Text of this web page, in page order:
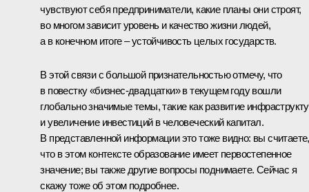
чувствуют себя предприниматели, какие планы они строят,
во многом зависит уровень и качество жизни людей,
а в конечном итоге – устойчивость целых государств.
В этой связи с большой признательностью отмечу, что
в повестку «бизнес-двадцатки» в текущем году вошли
глобально значимые темы, такие как развитие
и увеличение инвестиций в человеческий капитал.
В представленной информации это тоже видно: вы считаете,
что в этом контексте образование имеет первостепенное
значение; вы также другие вопросы поднимаете. Сейчас я
скажу тоже об этом подробнее.